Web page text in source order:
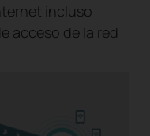
incluso
acceso de la red